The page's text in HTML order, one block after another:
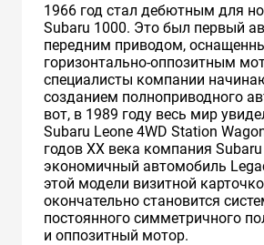
1966 год стал дебютным для
Subaru 1000. Это был первый
передним приводом,
горизонтально-оппозитным
специалисты компании
созданием полноприводного
вот, в 1989 году весь мир
Subaru Leone 4WD Station
годов XX века компания
экономичный автомобиль
этой модели визитной
окончательно становится
постоянного симметричного
и оппозитный мотор.